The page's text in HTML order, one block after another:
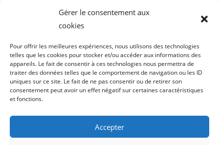
Gérer le consentement aux
cookies
Pour offrir les meilleures expériences, nous utilisons des technologies
telles que les cookies pour stocker et/ou accéder aux informations des
appareils. Le fait de consentir à ces technologies nous permettra de
traiter des données telles que le comportement de navigation ou les ID
uniques sur ce site. Le fait de ne pas consentir ou de retirer son
consentement peut avoir un effet négatif sur certaines caractéristiques
et fonctions.
Accepter
raisonnable pour une scie de qualité. C’est une scie qu’il
faut absolument regarder.
VÉRIFIEZ LE DERNIER PRIX DE LA MAKITA MLS100N
SUR AMAZON